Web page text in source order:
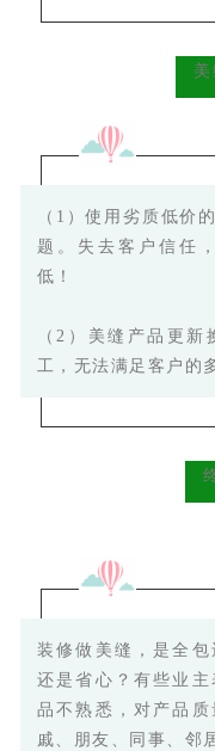
（1）使用劣质低价
题。 失去客户信任
低！
（2）美缝产品更
工，无法满足客户的
装修做美缝，是全
还是省心？有些业
品不熟悉，对产品
戚、朋友、同事、邻